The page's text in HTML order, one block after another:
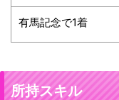
有馬記念で1着
所持スキル